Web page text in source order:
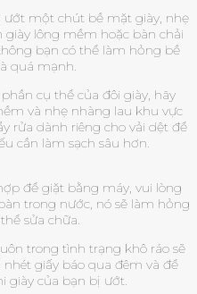
ướt một chút bề mặt giày, nhẹ
lông mềm hoặc bàn chải
bạn có thể làm hỏng bề
quá mạnh.
cụ thể của đôi giày, hãy
và nhẹ nhàng lau khu vực
rửa dành riêng cho vải dệt để
cần làm sạch sâu hơn.
để giặt bằng máy, vui lòng
trong nước, nó sẽ làm hỏng
sửa chữa.
trong tình trạng khô ráo sẽ
giấy báo qua đêm và để
giày của bạn bị ướt.